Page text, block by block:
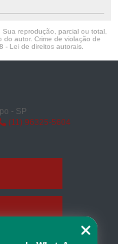
reprodução, parcial ou total,
do autor. Crime de violação de
- Lei de direitos autorais
- SP
(11) 96325-5604